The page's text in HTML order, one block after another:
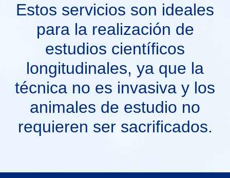
Estos servicios son ideales
para la realización de
estudios científicos
longitudinales, ya que la
técnica no es invasiva y los
animales de estudio no
requieren ser sacrificados.